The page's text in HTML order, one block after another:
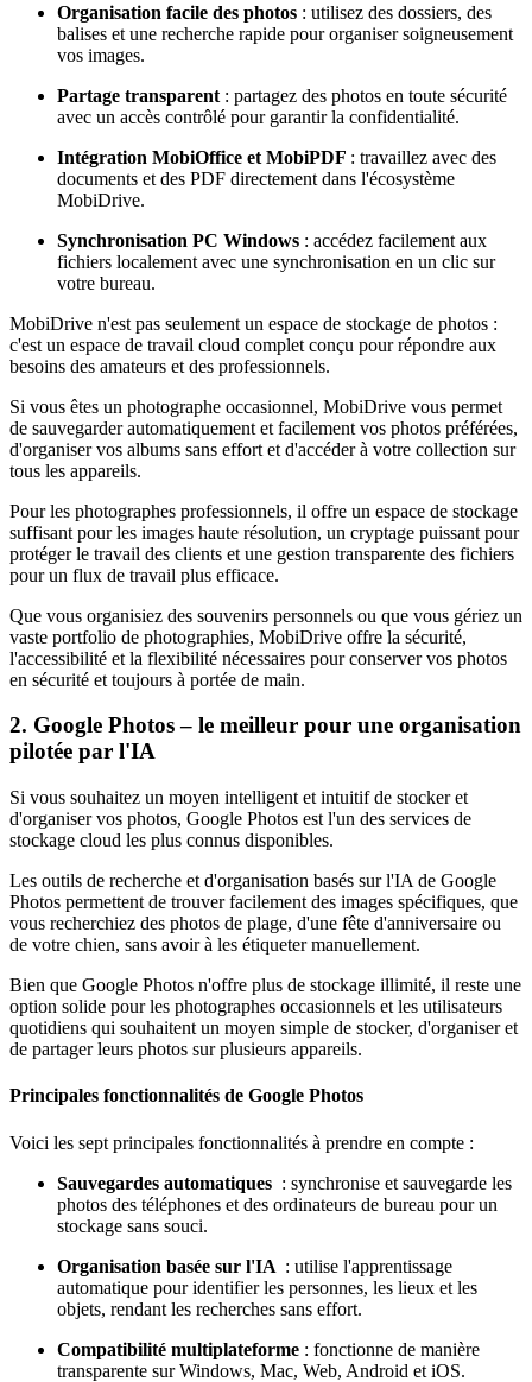
Organisation facile des photos : utilisez des dossiers, des
balises et une recherche rapide pour organiser soigneusement
vos images.
Partage transparent : partagez des photos en toute sécurité
avec un accès contrôlé pour garantir la confidentialité.
Intégration MobiOffice et MobiPDF : travaillez avec des
documents et des PDF directement dans l'écosystème
MobiDrive.
Synchronisation PC Windows : accédez facilement aux
fichiers localement avec une synchronisation en un clic sur
votre bureau.
MobiDrive n'est pas seulement un espace de stockage de photos :
c'est un espace de travail cloud complet conçu pour répondre aux
besoins des amateurs et des professionnels.
Si vous êtes un photographe occasionnel, MobiDrive vous permet
de sauvegarder automatiquement et facilement vos photos préférées,
d'organiser vos albums sans effort et d'accéder à votre collection sur
tous les appareils.
Pour les photographes professionnels, il offre un espace de stockage
suffisant pour les images haute résolution, un cryptage puissant pour
protéger le travail des clients et une gestion transparente des fichiers
pour un flux de travail plus efficace.
Que vous organisiez des souvenirs personnels ou que vous gériez un
vaste portfolio de photographies, MobiDrive offre la sécurité,
l'accessibilité et la flexibilité nécessaires pour conserver vos photos
en sécurité et toujours à portée de main.
2. Google Photos – le meilleur pour une organisation
pilotée par l'IA
Si vous souhaitez un moyen intelligent et intuitif de stocker et
d'organiser vos photos, Google Photos est l'un des services de
stockage cloud les plus connus disponibles.
Les outils de recherche et d'organisation basés sur l'IA de Google
Photos permettent de trouver facilement des images spécifiques, que
vous recherchiez des photos de plage, d'une fête d'anniversaire ou
de votre chien, sans avoir à les étiqueter manuellement.
Bien que Google Photos n'offre plus de stockage illimité, il reste une
option solide pour les photographes occasionnels et les utilisateurs
quotidiens qui souhaitent un moyen simple de stocker, d'organiser et
de partager leurs photos sur plusieurs appareils.
Principales fonctionnalités de Google Photos
Voici les sept principales fonctionnalités à prendre en compte :
Sauvegardes automatiques : synchronise et sauvegarde les
photos des téléphones et des ordinateurs de bureau pour un
stockage sans souci.
Organisation basée sur l'IA : utilise l'apprentissage
automatique pour identifier les personnes, les lieux et les
objets, rendant les recherches sans effort.
Compatibilité multiplateforme : fonctionne de manière
transparente sur Windows, Mac, Web, Android et iOS.